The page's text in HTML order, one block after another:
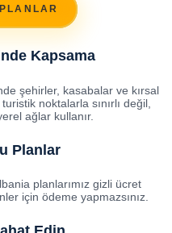
Kapsama
şehirler, kasabalar ve kırsal
noktalarla sınırlı değil,
ağlar kullanır.
Planlar
planlarımız gizli ücret
için ödeme yapmazsınız.